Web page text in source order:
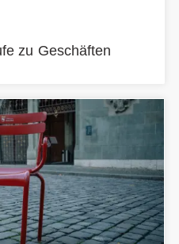
zu Geschäften